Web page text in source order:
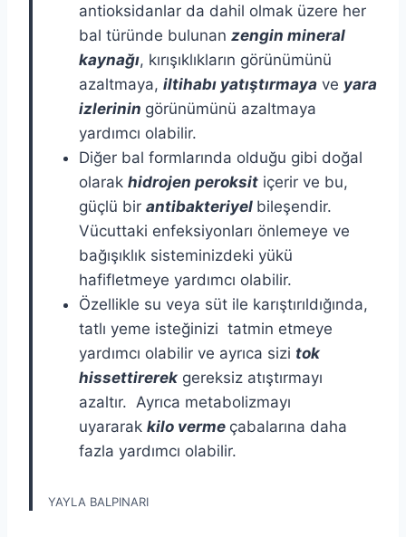
antioksidanlar da dahil olmak üzere her
bal türünde bulunan zengin mineral
kaynağı, kırışıklıkların görünümünü
azaltmaya, iltihabı yatıştırmaya ve yara
izlerinin görünümünü azaltmaya
yardımcı olabilir.
Diğer bal formlarında olduğu gibi doğal
olarak hidrojen peroksit içerir ve bu,
güçlü bir antibakteriyel bileşendir.
Vücuttaki enfeksiyonları önlemeye ve
bağışıklık sisteminizdeki yükü
hafifletmeye yardımcı olabilir.
Özellikle su veya süt ile karıştırıldığında,
tatlı yeme isteğinizi tatmin etmeye
yardımcı olabilir ve ayrıca sizi tok
hissettirerek gereksiz atıştırmayı
azaltır. Ayrıca metabolizmayı
uyararak kilo verme çabalarına daha
fazla yardımcı olabilir.
YAYLA BALPINARI